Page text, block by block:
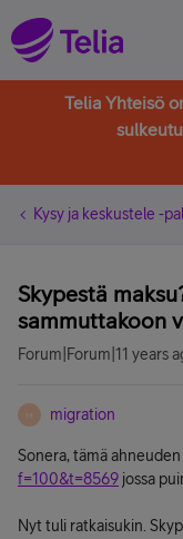
Telia Yhteisö
Kysy ja keskustele -
Skypestä
sammuttakoon
Forum|Forum|11 years
M migration
Sonera, tämä
f=100&t=8569 jossa
Nyt tuli ratkaisukin.